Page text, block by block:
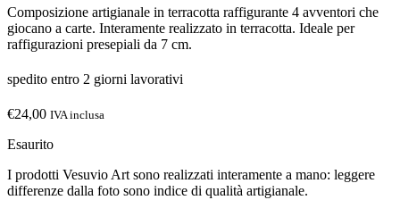
Composizione artigianale in terracotta raffigurante 4 avventori che
giocano a carte. Interamente realizzato in terracotta. Ideale per
raffigurazioni presepiali da 7 cm.
spedito entro 2 giorni lavorativi
€24,00 IVA inclusa
Esaurito
I prodotti Vesuvio Art sono realizzati interamente a mano: leggere
differenze dalla foto sono indice di qualità artigianale.